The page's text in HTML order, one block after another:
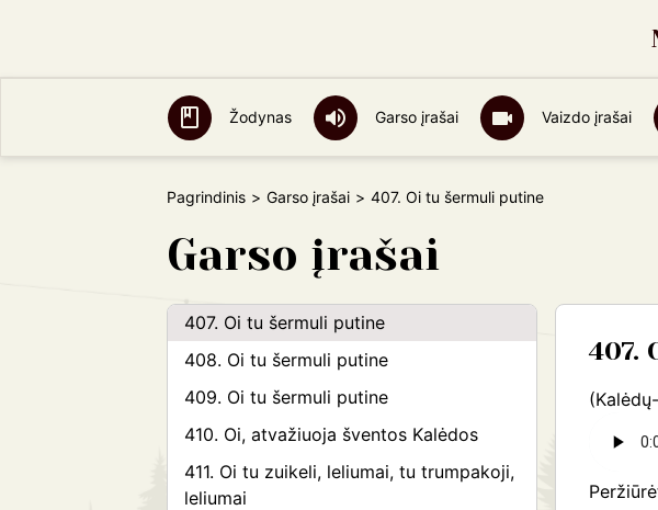
Žodynas Garso įrašai Vaizdo įrašai
Pagrindinis Garso įrašai 407. Oi tu šermuli putine
Garso įrašai
raibumai
402. Tai genelio genumai
404. Lingu palingu balci suolaliai
405. Ažmigo sakalėlis beržyni
406. Lingo palingo balti suolaliai
407. Oi tu šermuli putine
408. Oi tu šermuli putine
409. Oi tu šermuli putine
410. Oi, atvažiuoja šventos Kalėdos
411. Oi tu zuikeli, leliumai, tu trumpakoji,
leliumai
407.